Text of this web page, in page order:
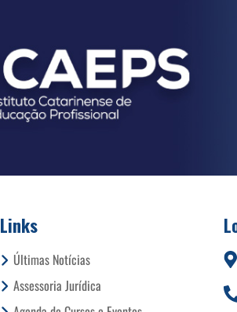
Links
Últimas Notícias
Assessoria Jurídica